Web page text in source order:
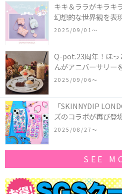
キキ＆ララがキラキ
幻想的な世界観を表
ツインスターズ』50
2025/09/01〜
Q-pot.23周年！ほっ
んがアニバーサリー
ーキアクセサリー」
「かぼちゃのオバ
2025/09/06〜
「SKINNYDIP
ズのコラボが再び登
作コレクションを発
2025/08/27〜
SEE